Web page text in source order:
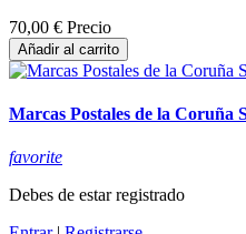
70,00 € Precio
Añadir al carrito
Marcas Postales de la
favorite
Debes de estar registrado